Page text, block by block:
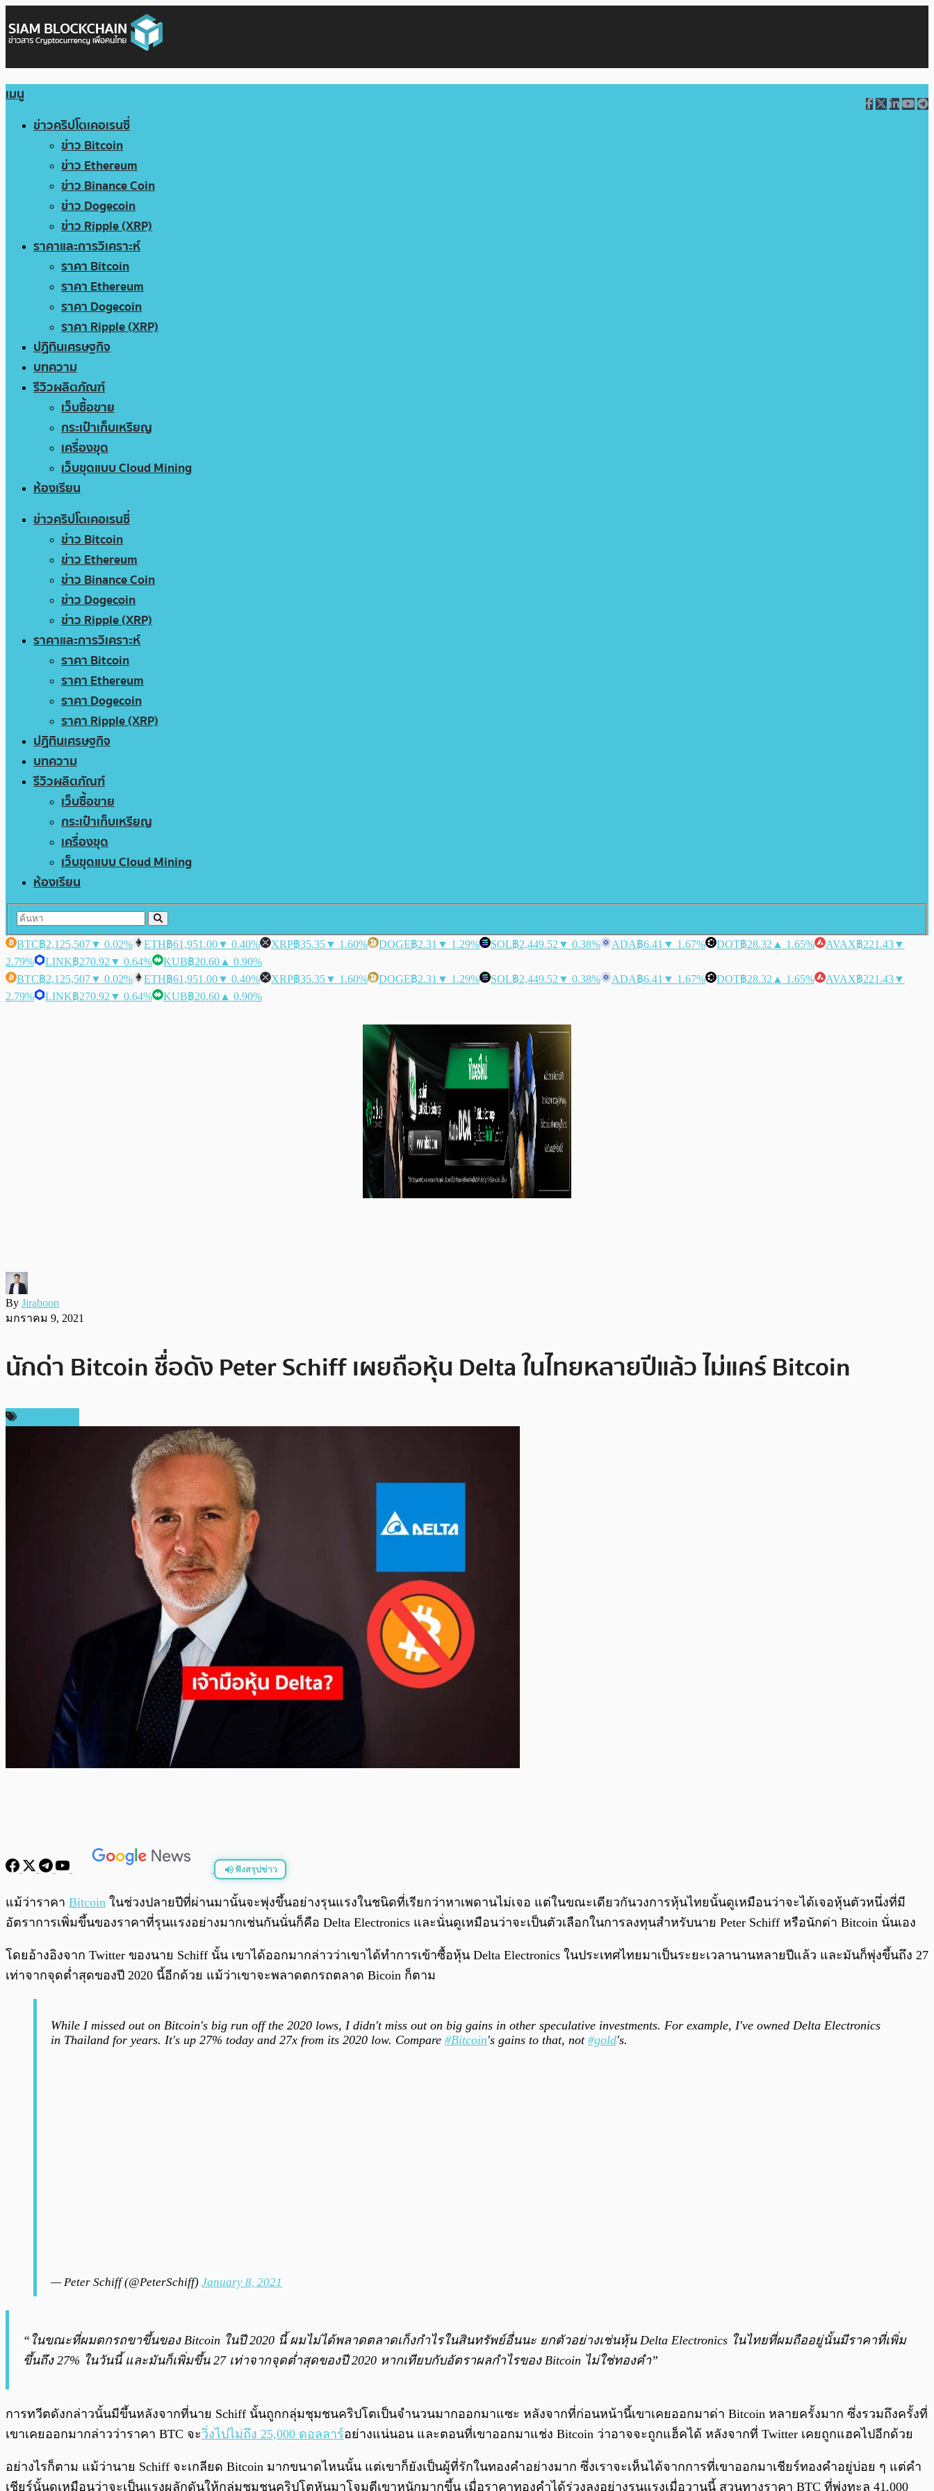
เมนู
ข่าวคริปโตเคอเรนซี่
ข่าว Bitcoin
ข่าว Ethereum
ข่าว Binance Coin
ข่าว Dogecoin
ข่าว Ripple (XRP)
ราคาและการวิเคราะห์
ราคา Bitcoin
ราคา Ethereum
ราคา Dogecoin
ราคา Ripple (XRP)
ปฏิทินเศรษฐกิจ
บทความ
รีวิวผลิตภัณฑ์
เว็บซื้อขาย
กระเป๋าเก็บเหรียญ
เครื่องขุด
เว็บขุดแบบ Cloud Mining
ห้องเรียน
ข่าวคริปโตเคอเรนซี่
ข่าว Bitcoin
ข่าว Ethereum
ข่าว Binance Coin
ข่าว Dogecoin
ข่าว Ripple (XRP)
ราคาและการวิเคราะห์
ราคา Bitcoin
ราคา Ethereum
ราคา Dogecoin
ราคา Ripple (XRP)
ปฏิทินเศรษฐกิจ
บทความ
รีวิวผลิตภัณฑ์
เว็บซื้อขาย
กระเป๋าเก็บเหรียญ
เครื่องขุด
เว็บขุดแบบ Cloud Mining
ห้องเรียน
BTC฿2,125,507▼ 0.02% ETH฿61,951.00▼ 0.40% XRP฿35.35▼ 1.60% DOGE฿2.31 ▼ 1.29% SOL฿2,449.52 ▼ 0.38% ADA฿6.41 ▼ 1.67% DOT฿28.32 ▲ 1.65% AVAX฿221.43▼
2.79%
LINK฿270.92 ▼ 0.64% KUB฿20.60 ▲ 0.90%
BTC฿2,125,507▼ 0.02% ETH฿61,951.00▼ 0.40% XRP฿35.35▼ 1.60% DOGE฿2.31 ▼ 1.29% SOL฿2,449.52 ▼ 0.38% ADA฿6.41 ▼ 1.67% DOT฿28.32 ▲ 1.65% AVAX฿221.43▼
2.79%
LINK฿270.92 ▼ 0.64% KUB฿20.60 ▲ 0.90%
By Jiraboon
มกราคม 9, 2021
นักด่า Bitcoin ชื่อดัง Peter Schiff เผยถือหุ้น Delta ในไทยหลายปีแล้ว ไม่แคร์ Bitcoin
ฟังสรุปข่าว
พร้อมเล่น 0:00 / 0:00
แม้ว่าราคา Bitcoin ในช่วงปลายปีที่ผ่านมานั้นจะพุ่งขึ้นอย่างรุนแรงในชนิดที่เรียกว่าหาเพดานไม่เจอ แต่ในขณะเดียวกันวงการหุ้นไทยนั้นดูเหมือนว่าจะได้เจอหุ้นตัวหนึ่งที่มี
อัตราการเพิ่มขึ้นของราคาที่รุนแรงอย่างมากเช่นกันนั่นก็คือ Delta Electronics และนั่นดูเหมือนว่าจะเป็นตัวเลือกในการลงทุนสำหรับนาย Peter Schiff หรือนักด่า Bitcoin นั่นเอง
โดยอ้างอิงจาก Twitter ของนาย Schiff นั้น เขาได้ออกมากล่าวว่าเขาได้ทำการเข้าซื้อหุ้น Delta Electronics ในประเทศไทยมาเป็นระยะเวลานานหลายปีแล้ว และมันก็พุ่งขึ้นถึง 27
เท่าจากจุดต่ำสุดของปี 2020 นี้อีกด้วย แม้ว่าเขาจะพลาดตกรถตลาด Bicoin ก็ตาม
While I missed out on Bitcoin's big run off the 2020 lows, I didn't miss out on big gains in other speculative investments. For example, I've owned Delta Electronics
in Thailand for years. It's up 27% today and 27x from its 2020 low. Compare #Bitcoin's gains to that, not #gold's.
— Peter Schiff (@PeterSchiff) January 8, 2021
“ในขณะที่ผมตกรถขาขึ้นของ Bitcoin ในปี 2020 นี้ ผมไม่ได้พลาดตลาดเก็งกำไรในสินทรัพย์อื่นนะ ยกตัวอย่างเช่นหุ้น Delta Electronics ในไทยที่ผมถืออยู่นั้นมีราคาที่เพิ่ม
ขึ้นถึง 27% ในวันนี้ และมันก็เพิ่มขึ้น 27 เท่าจากจุดต่ำสุดของปี 2020 หากเทียบกับอัตราผลกำไรของ Bitcoin ไม่ใช่ทองคำ”
การทวีตดังกล่าวนั้นมีขึ้นหลังจากที่นาย Schiff นั้นถูกกลุ่มชุมชนคริปโตเป็นจำนวนมากออกมาแซะ หลังจากที่ก่อนหน้านี้เขาเคยออกมาด่า Bitcoin หลายครั้งมาก ซึ่งรวมถึงครั้งที่
เขาเคยออกมากล่าวว่าราคา BTC จะวิ่งไปไม่ถึง 25,000 ดอลลาร์อย่างแน่นอน และตอนที่เขาออกมาแช่ง Bitcoin ว่าอาจจะถูกแฮ็คได้ หลังจากที่ Twitter เคยถูกแฮคไปอีกด้วย
อย่างไรก็ตาม แม้ว่านาย Schiff จะเกลียด Bitcoin มากขนาดไหนนั้น แต่เขาก็ยังเป็นผู้ที่รักในทองคำอย่างมาก ซึ่งเราจะเห็นได้จากการที่เขาออกมาเชียร์ทองคำอยู่บ่อย ๆ แต่คำ
เชียร์นั้นดูเหมือนว่าจะเป็นแรงผลักดันให้กลุ่มชุมชนคริปโตหันมาโจมตีเขาหนักมากขึ้น เมื่อราคาทองคำได้ร่วงลงอย่างรุนแรงเมื่อวานนี้ สวนทางราคา BTC ที่พุ่งทะลุ 41,000